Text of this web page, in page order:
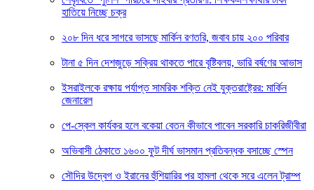
হাতিয়ে নিচ্ছে চক্র
২০৮ দিন ধরে সাগরে ভাসছে মার্কিন রণতরি, জবাব চায় ২০০ পরিবার
টানা ৫ দিন দেশজুড়ে সক্রিয় থাকতে পারে বৃষ্টিবলয়, ভারি বর্ষণের আভাস
ইসরাইলকে রক্ষায় পর্যাপ্ত সামরিক শক্তি নেই যুক্তরাষ্ট্রের: মার্কিন
জেনারেল
পে-স্কেল কার্যকর হলে বকেয়া বেতন কীভাবে পাবেন সরকারি চাকরিজীবীরা
অভিবাসী ঠেকাতে ১৬০০ ফুট দীর্ঘ ভাসমান প্রতিবন্ধক বসাচ্ছে স্পেন
সৌদির উদ্বেগ ও ইরানের হুঁশিয়ারির পর হামলা থেকে সরে এলেন ট্রাম্প